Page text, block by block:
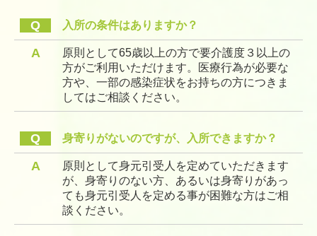
Q 入所の条件はありますか？
A
原則として65歳以上の方で要介護度３以上の
方がご利用いただけます。医療行為が必要な
方や、一部の感染症状をお持ちの方につきま
してはご相談ください。
Q 身寄りがないのですが、入所できますか？
A
原則として身元引受人を定めていただきます
が、身寄りのない方、あるいは身寄りがあっ
ても身元引受人を定める事が困難な方はご相
談ください。